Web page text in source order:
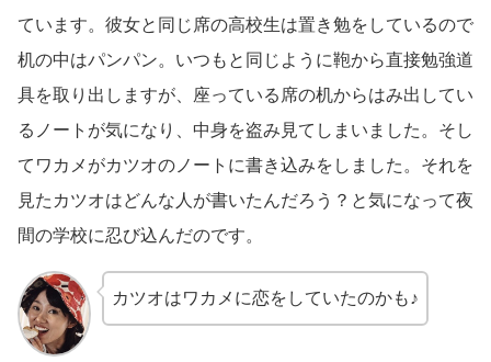
ています。彼女と同じ席の高校生は置き勉をしているので
机の中はパンパン。いつもと同じように鞄から直接勉強道
具を取り出しますが、座っている席の机からはみ出してい
るノートが気になり、中身を盗み見てしまいました。そし
てワカメがカツオのノートに書き込みをしました。それを
見たカツオはどんな人が書いたんだろう？と気になって夜
間の学校に忍び込んだのです。
カツオはワカメに恋をしていたのかも♪